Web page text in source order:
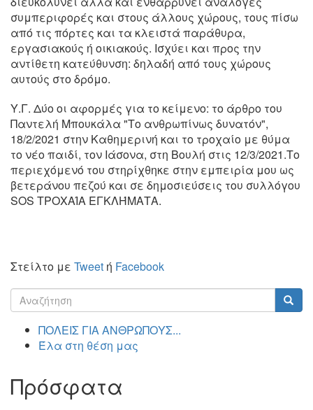
συμπεριφορές και στους άλλους χώρους, τους πίσω
από τις πόρτες και τα κλειστά παράθυρα,
εργασιακούς ή οικιακούς. Ισχύει και προς την
αντίθετη κατεύθυνση: δηλαδή από τους χώρους
αυτούς στο δρόμο.
Υ.Γ. Δύο οι αφορμές για το κείμενο: το άρθρο του
Παντελή Μπουκάλα "Το ανθρωπίνως δυνατόν",
18/2/2021 στην Καθημερινή και το τροχαίο με θύμα
το νέο παιδί, τον Ιάσονα, στη Βουλή στις 12/3/2021.Το
περιεχόμενό του στηρίχθηκε στην εμπειρία μου ως
βετεράνου πεζού και σε δημοσιεύσεις του συλλόγου
SOS ΤΡΟΧΑΊΑ ΕΓΚΛΉΜΑΤΑ.
Στείλτο με Tweet ή Facebook
Φόρμα
αναζήτησης
ΠΟΛΕΙΣ ΓΙΑ ΑΝΘΡΩΠΟΥΣ...
Έλα στη θέση μας
Πρόσφατα